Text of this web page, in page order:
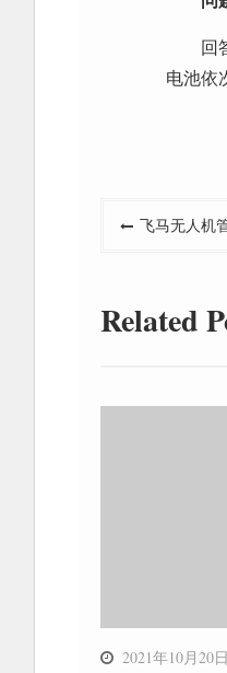
回
电池依
文
航
飞马无人机
Related
2021年10月20日